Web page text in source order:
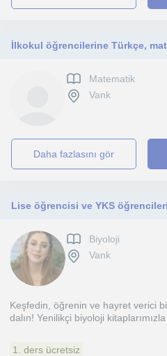
İlkokul öğrencilerine Türkçe,
Matematik
Vank
daha fazlasını gör
Lise öğrencisi ve YKS
Biyoloji
Vank
Keşfedin, öğrenin ve hayret verici
dalın! Yenilikçi biyoloji kitaplarımızla
1. ders ücretsiz